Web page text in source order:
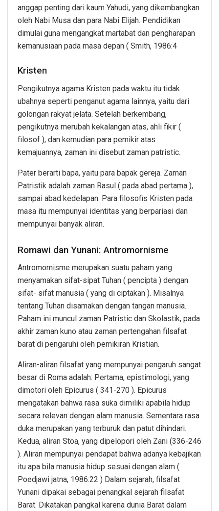
anggap penting dari kaum Yahudi, yang dikembangkan
oleh Nabi Musa dan para Nabi Elijah. Pendidikan
dimulai guna mengangkat martabat dan pengharapan
kemanusiaan pada masa depan ( Smith, 1986:4
Kristen
Pengikutnya agama Kristen pada waktu itu tidak
ubahnya seperti penganut agama lainnya, yaitu dari
golongan rakyat jelata. Setelah berkembang,
pengikutnya merubah kekalangan atas, ahli fikir (
filosof ), dan kemudian para pemikir atas
kemajuannya, zaman ini disebut zaman patristic.
Pater berarti bapa, yaitu para bapak gereja. Zaman
Patristik adalah zaman Rasul ( pada abad pertama ),
sampai abad kedelapan. Para filosofis Kristen pada
masa itu mempunyai identitas yang berpariasi dan
mempunyai banyak aliran.
Romawi dan Yunani: Antromornisme
Antromornisme merupakan suatu paham yang
menyamakan sifat-sipat Tuhan ( pencipta ) dengan
sifat- sifat manusia ( yang di ciptakan ). Misalnya
tentang Tuhan disamakan dengan tangan manusia.
Paham ini muncul zaman Patristic dan Skolastik, pada
akhir zaman kuno atau zaman pertengahan filsafat
barat di pengaruhi oleh pemikiran Kristian.
Aliran-aliran filsafat yang mempunyai pengaruh sangat
besar di Roma adalah: Pertama, epistimologi, yang
dimotori oleh Epicurus ( 341-270 ). Epicurus
mengatakan bahwa rasa suka dimiliki apabila hidup
secara relevan dengan alam manusia. Sementara rasa
duka merupakan yang terburuk dan patut dihindari.
Kedua, aliran Stoa, yang dipelopori oleh Zani (336-246
). Aliran mempunyai pendapat bahwa adanya kebajikan
itu apa bila manusia hidup sesuai dengan alam (
Poedjawi jatna, 1986:22 ) Dalam sejarah, filsafat
Yunani dipakai sebagai penangkal sejarah filsafat
Barat. Dikatakan pangkal karena dunia Barat dalam